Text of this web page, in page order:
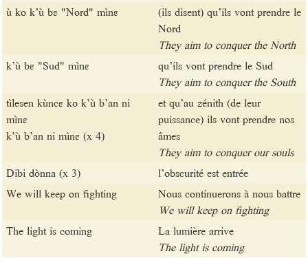
ù ko k’ù bɛ "Nord" mìnɛ
(ils disent) qu’ils vont prendre le
Nord
They aim to conquer the North
k’ù bɛ "Sud" mìnɛ
qu’ils vont prendre le Sud
They aim to conquer the South
tìlesen kùncɛ ko k’ù b’an ni
mìnɛ
k’ù b’an ni mìnɛ (x 4)
et qu’au zénith (de leur
puissance) ils vont prendre nos
âmes
They aim to conquer our souls
Dibi dònna (x 3)
l’obscurité est entrée
We will keep on fighting
Nous continuerons à nous battre
We will keep on fighting
The light is coming
La lumière arrive
The light is coming